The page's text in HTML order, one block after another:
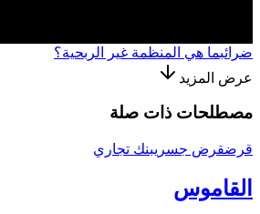
ضرائبما هي المنظمة غير الربحية؟
عرض المزيد
مصطلحات ذات صلة
قرضقرض جسريبنك تجاري
القاموس